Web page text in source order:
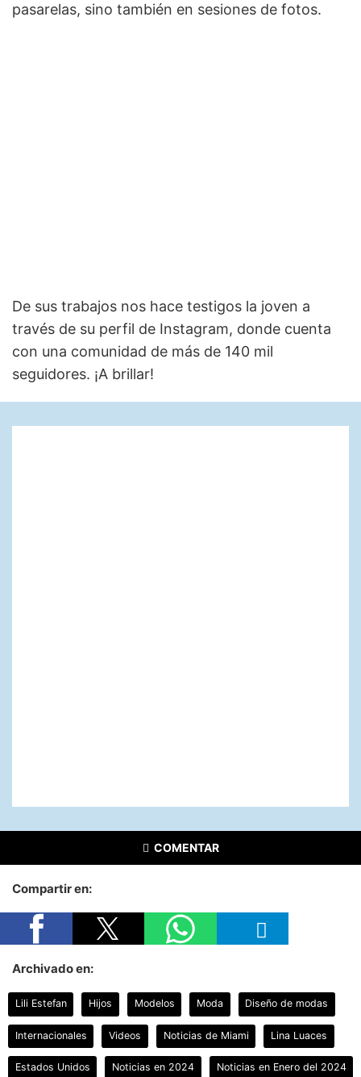
pasarelas, sino también en sesiones de fotos.
De sus trabajos nos hace testigos la joven a
través de su perfil de Instagram, donde cuenta
con una comunidad de más de 140 mil
seguidores. ¡A brillar!
COMENTAR
Compartir en:
Archivado en:
Lili Estefan Hijos Modelos Moda Diseño de modas
Internacionales Videos Noticias de Miami Lina Luaces
Estados Unidos Noticias en 2024 Noticias en Enero del 2024